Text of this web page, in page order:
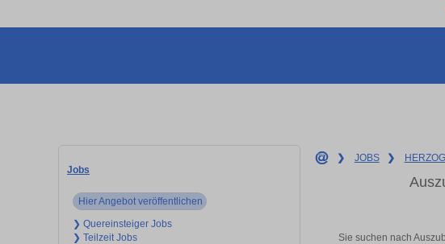
Jobs
Hier Angebot veröffentlichen
❯ Quereinsteiger Jobs
❯ Teilzeit Jobs
❯ JOBS ❯
Sie suchen nach